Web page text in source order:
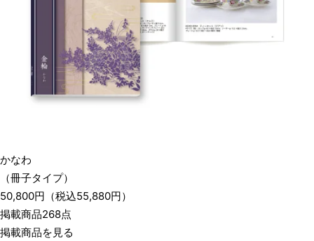
かなわ
（冊子タイプ）
50,800円 （税込55,880円）
掲載商品268点
掲載商品を見る